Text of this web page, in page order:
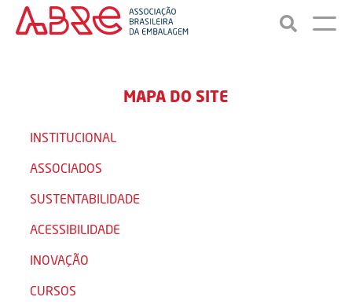
MAPA DO SITE
INSTITUCIONAL
ASSOCIADOS
SUSTENTABILIDADE
ACESSIBILIDADE
INOVAÇÃO
CURSOS